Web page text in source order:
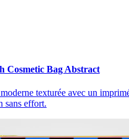
Cosmetic Bag Abstract
texturée avec un
sans effort.